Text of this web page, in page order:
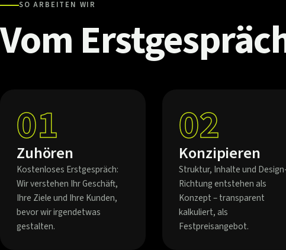
SO ARBEITEN WIR
Vom
01
Zuhören
Kostenloses Erstgespräch:
Wir verstehen Ihr Geschäft,
Ihre Ziele und Ihre Kunden,
bevor wir irgendetwas
gestalten.
02
Konzipieren
Struktur, Inhalte und Design-
Richtung entstehen als
Konzept – transparent
kalkuliert, als
Festpreisangebot.